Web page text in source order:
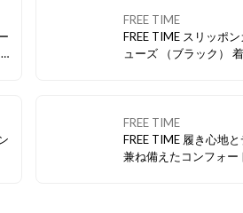
FREE TIME
FREE TIME スリッポンカジュアルシ
ューズ （ブラック） 着脱らくちん
FREE TIME
FREE TIME 履き心地とデザイン性を
兼ね備えたコンフォー